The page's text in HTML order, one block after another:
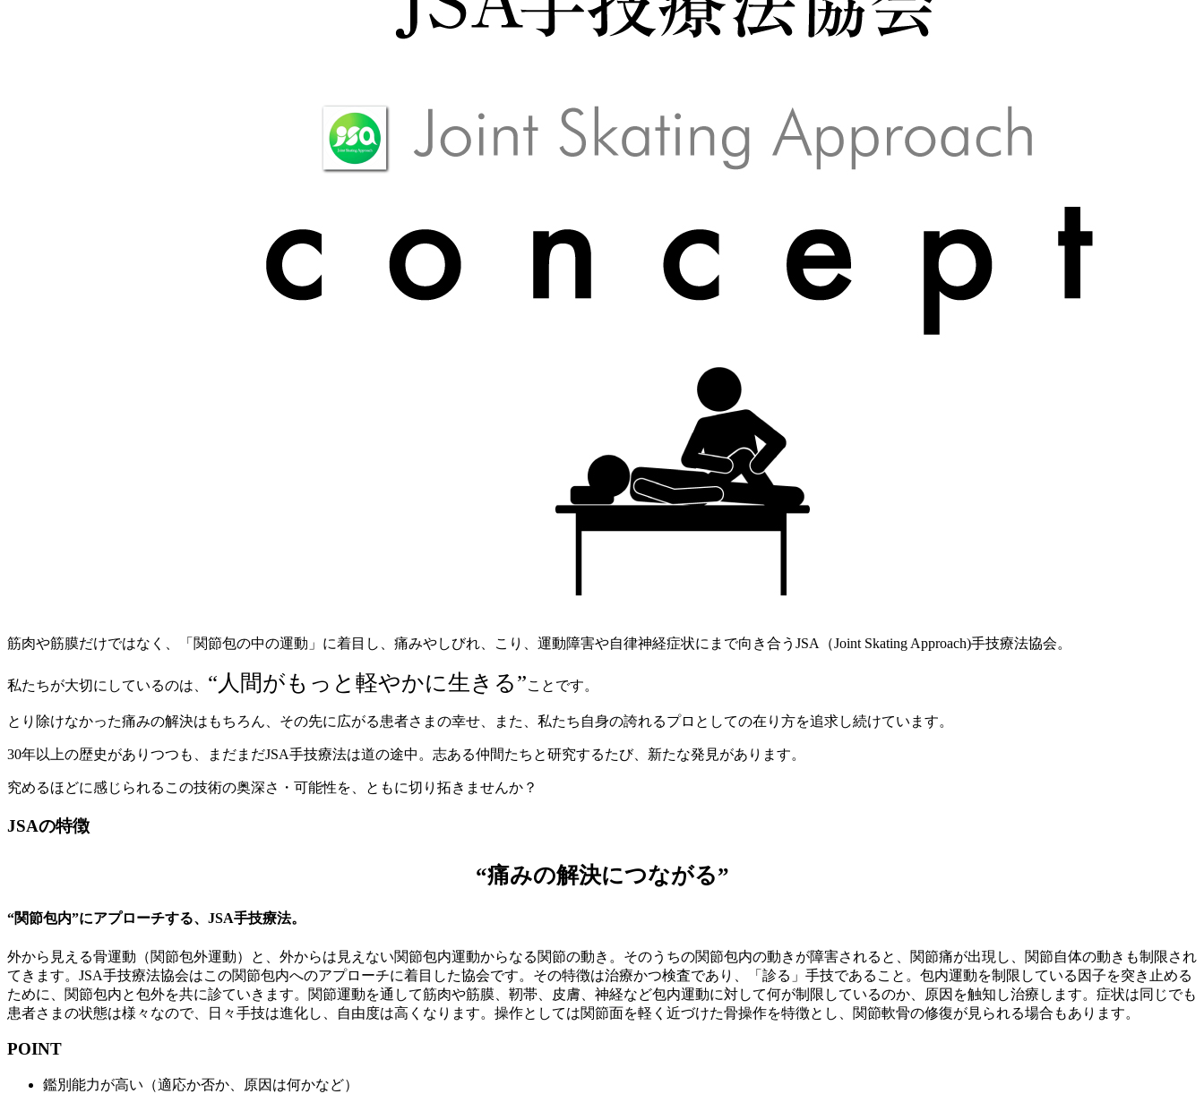
筋肉や筋膜だけではなく、「関節包の中の運動」に着目し、痛みやしびれ、こり、運動障害や自律神経症状にまで向き合うJSA（Joint Skating Approach)手技療法協会。
私たちが大切にしているのは、 “人間がもっと軽やかに生きる”ことです。
とり除けなかった痛みの解決はもちろん、その先に広がる患者さまの幸せ、また、私たち自身の誇れるプロとしての在り方を追求し続けています。
30年以上の歴史がありつつも、まだまだJSA手技療法は道の途中。志ある仲間たちと研究するたび、新たな発見があります。
究めるほどに感じられるこの技術の奥深さ・可能性を、ともに切り拓きませんか？
JSAの特徴
“痛みの解決につながる”
“関節包内”にアプローチする、JSA手技療法。
外から見える骨運動（関節包外運動）と、外からは見えない関節包内運動からなる関節の動き。そのうちの関節包内の動きが障害されると、関節痛が出現し、関節自体の動きも制限され
てきます。JSA手技療法協会はこの関節包内へのアプローチに着目した協会です。その特徴は治療かつ検査であり、「診る」手技であること。包内運動を制限している因子を突き止める
ために、関節包内と包外を共に診ていきます。関節運動を通して筋肉や筋膜、靭帯、皮膚、神経など包内運動に対して何が制限しているのか、原因を触知し治療します。症状は同じでも
患者さまの状態は様々なので、日々手技は進化し、自由度は高くなります。操作としては関節面を軽く近づけた骨操作を特徴とし、関節軟骨の修復が見られる場合もあります。
POINT
鑑別能力が高い（適応か否か、原因は何かなど）